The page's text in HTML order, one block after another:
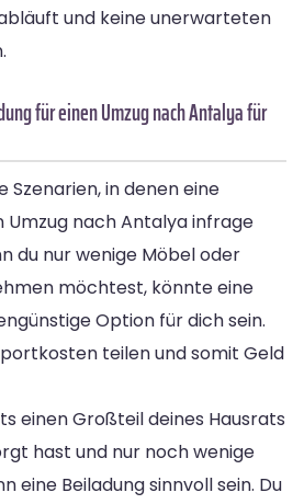
und keine unerwarteten
für einen Umzug nach Antalya für
Szenarien, in denen eine
Umzug nach Antalya infrage
du nur wenige Möbel oder
möchtest, könnte eine
Option für dich sein.
teilen und somit Geld
einen Großteil deines Hausrats
hast und nur noch wenige
eine Beiladung sinnvoll sein. Du